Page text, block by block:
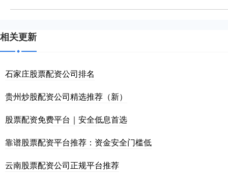
相关更新
石家庄股票配资公司排名
贵州炒股配资公司精选推荐（新）
股票配资免费平台｜安全低息首选
靠谱股票配资平台推荐：资金安全门槛低
云南股票配资公司正规平台推荐